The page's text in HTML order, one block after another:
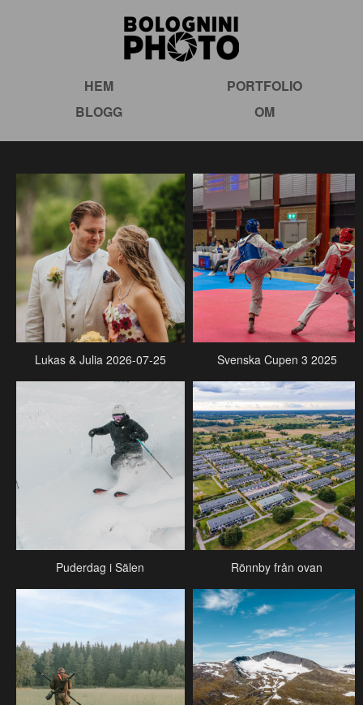
HEM
PORTFOLIO
BLOGG
OM
Lukas & Julia 2026-07-25 Svenska Cupen 3 2025
Puderdag i Sälen Rönnby från ovan